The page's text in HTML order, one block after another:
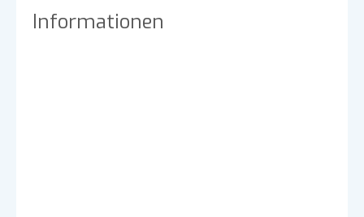
Informationen